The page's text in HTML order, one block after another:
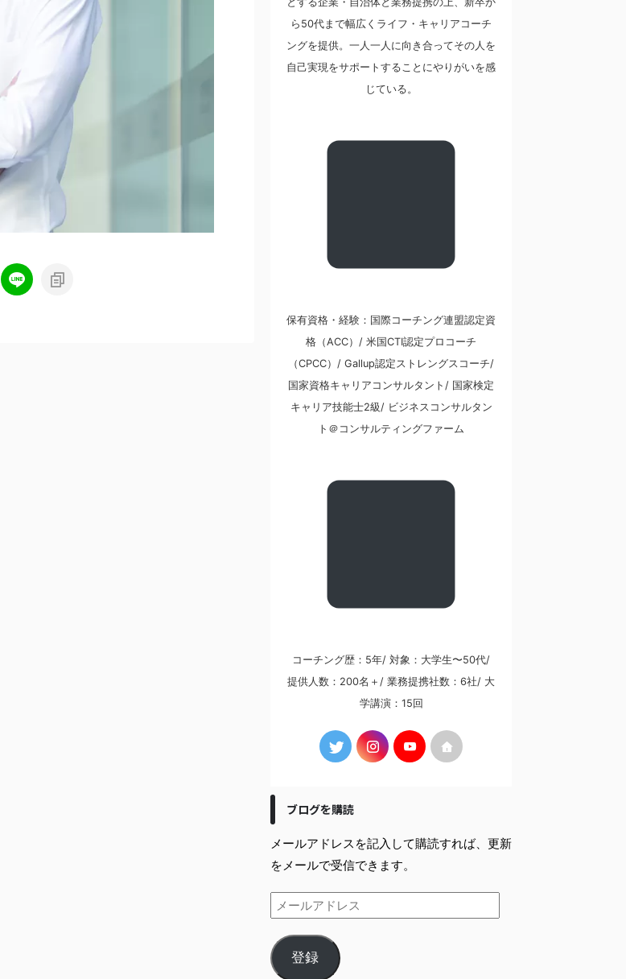
ら50代まで幅広くライフ・キャリアコーチ
ングを提供。一人一人に向き合ってその人を
自己実現をサポートすることにやりがいを感
じている。
保有資格・経験：国際コーチング連盟認定資
格（ACC）/ 米国CTI認定プロコーチ
（CPCC）/ Gallup認定ストレングスコーチ/
国家資格キャリアコンサルタント/ 国家検定
キャリア技能士2級/ ビジネスコンサルタン
ト＠コンサルティングファーム
コーチング歴：5年/ 対象：大学生〜50代/
提供人数：200名＋/ 業務提携社数：6社/ 大
学講演：15回
ブログを購読
メールアドレスを記入して購読すれば、更新
をメールで受信できます。
登録